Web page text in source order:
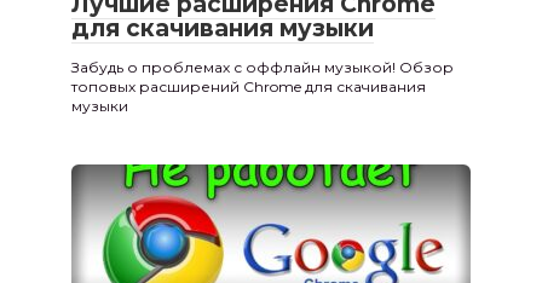
для скачивания музыки
Забудь о проблемах с оффлайн музыкой! Обзор
топовых расширений Chrome для скачивания
музыки